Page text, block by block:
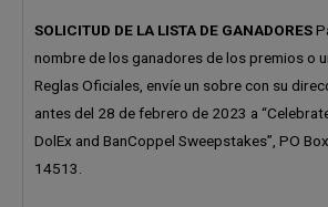
SOLICITUD DE LA LISTA DE GANADORES
nombre de los ganadores de los premios o
Reglas Oficiales, envíe un sobre con su
antes del 28 de febrero de 2023 a
DolEx and BanCoppel Sweepstakes”, PO
14513.